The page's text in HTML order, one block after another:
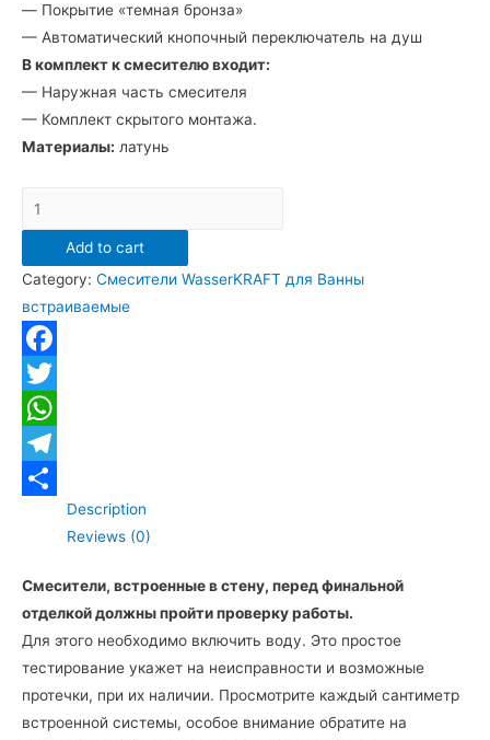
— Покрытие «темная бронза»
— Автоматический кнопочный переключатель на душ
В комплект к смесителю входит:
— Наружная часть смесителя
— Комплект скрытого монтажа.
Материалы: латунь
1361
Смеситель
WasserKRAFT
Isar
1361
для
ванны
скрытого
монтажа,
тёмная
бронза
quantity
Add to cart
Category: Смесители WasserKRAFT для Ванны
встраиваемые
Facebook
Twitter
WhatsApp
Telegram
ОтправитьDescription
Reviews (0)
Смесители, встроенные в стену, перед финальной
отделкой должны пройти проверку работы.
Для этого необходимо включить воду. Это простое
тестирование укажет на неисправности и возможные
протечки, при их наличии. Просмотрите каждый сантиметр
встроенной системы, особое внимание обратите на